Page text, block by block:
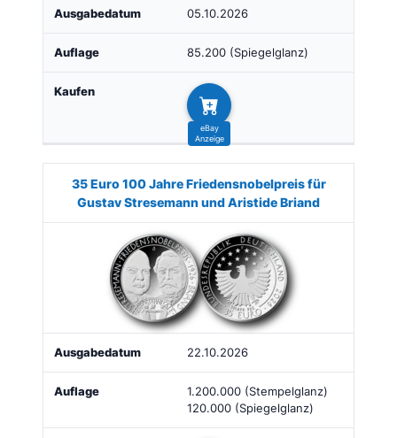
05.10.2026
85.200 (Spiegelglanz)
35 Euro 100 Jahre Friedensnobelpreis für
Gustav Stresemann und Aristide Briand
22.10.2026
1.200.000 (Stempelglanz)
120.000 (Spiegelglanz)